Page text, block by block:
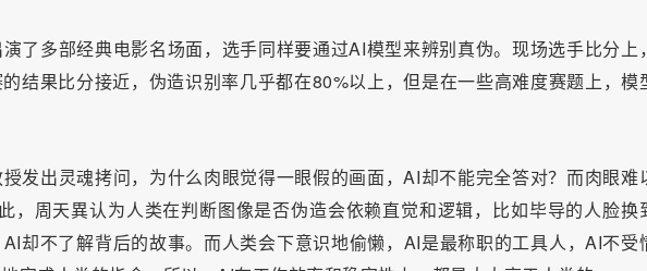
了多部经典电影名场面，选手同样要通过AI模型来辨别真伪。现场选手比分上
结果比分接近，伪造识别率几乎都在80%以上，但是在一些高难度赛题上，模
发出灵魂拷问，为什么肉眼觉得一眼假的画面，AI却不能完全答对？而肉眼难
，周天異认为人类在判断图像是否伪造会依赖直觉和逻辑，比如毕导的人脸换
却不了解背后的故事。而人类会下意识地偷懒，AI是最称职的工具人，AI不受